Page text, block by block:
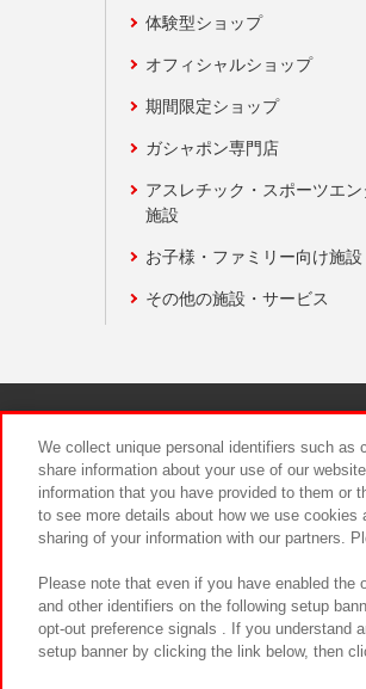
体験型ショップ
オフィシャルショップ
期間限定ショップ
ガシャポン専門店
アスレチック・スポーツエン
施設
お子様・ファミリー向け施設
その他の施設・サービス
We collect unique personal identifiers such
share information about your use of our
information that you have provided to them
to see more details about how we use
sharing of your information with our partners.
Please note that even if you have enabled
and other identifiers on the following setup
opt-out preference signals . If you understand
setup banner by clicking the link below, then